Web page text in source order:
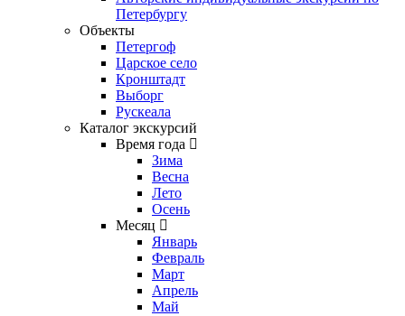
Петербургу
Объекты
Петергоф
Царское село
Кронштадт
Выборг
Рускеала
Каталог экскурсий
Время года
Зима
Весна
Лето
Осень
Месяц
Январь
Февраль
Март
Апрель
Май